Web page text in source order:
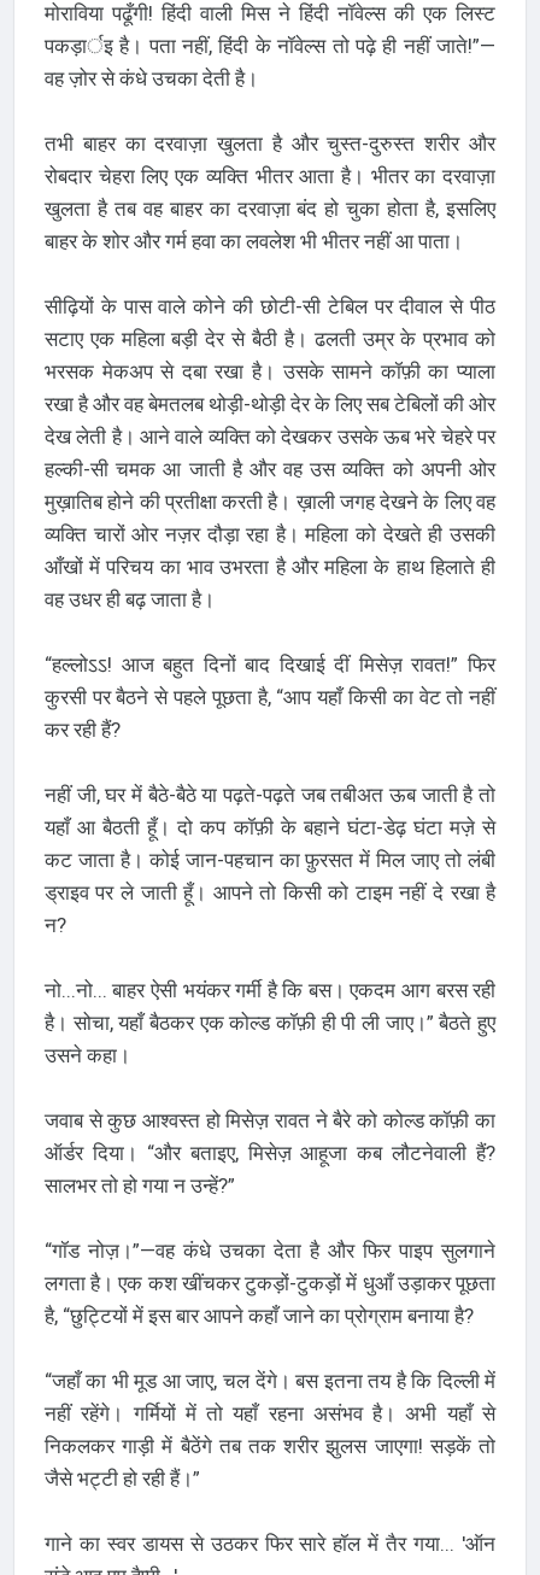
मोराविया पढूँगी! हिंदी वाली मिस ने हिंदी नॉवेल्स की एक लिस्ट
पकड़ार्इ है। पता नहीं, हिंदी के नॉवेल्स तो पढ़े ही नहीं जाते!”—
वह ज़ोर से कंधे उचका देती है।
तभी बाहर का दरवाज़ा खुलता है और चुस्त-दुरुस्त शरीर और
रोबदार चेहरा लिए एक व्यक्ति भीतर आता है। भीतर का दरवाज़ा
खुलता है तब वह बाहर का दरवाज़ा बंद हो चुका होता है, इसलिए
बाहर के शोर और गर्म हवा का लवलेश भी भीतर नहीं आ पाता।
सीढ़ियों के पास वाले कोने की छोटी-सी टेबिल पर दीवाल से पीठ
सटाए एक महिला बड़ी देर से बैठी है। ढलती उम्र के प्रभाव को
भरसक मेकअप से दबा रखा है। उसके सामने कॉफ़ी का प्याला
रखा है और वह बेमतलब थोड़ी-थोड़ी देर के लिए सब टेबिलों की ओर
देख लेती है। आने वाले व्यक्ति को देखकर उसके ऊब भरे चेहरे पर
हल्की-सी चमक आ जाती है और वह उस व्यक्ति को अपनी ओर
मुख़ातिब होने की प्रतीक्षा करती है। ख़ाली जगह देखने के लिए वह
व्यक्ति चारों ओर नज़र दौड़ा रहा है। महिला को देखते ही उसकी
आँखों में परिचय का भाव उभरता है और महिला के हाथ हिलाते ही
वह उधर ही बढ़ जाता है।
“हल्लोऽऽ! आज बहुत दिनों बाद दिखाई दीं मिसेज़ रावत!” फिर
कुरसी पर बैठने से पहले पूछता है, “आप यहाँ किसी का वेट तो नहीं
कर रही हैं?
नहीं जी, घर में बैठे-बैठे या पढ़ते-पढ़ते जब तबीअत ऊब जाती है तो
यहाँ आ बैठती हूँ। दो कप कॉफ़ी के बहाने घंटा-डेढ़ घंटा मज़े से
कट जाता है। कोई जान-पहचान का फ़ुरसत में मिल जाए तो लंबी
ड्राइव पर ले जाती हूँ। आपने तो किसी को टाइम नहीं दे रखा है
न?
नो...नो... बाहर ऐसी भयंकर गर्मी है कि बस। एकदम आग बरस रही
है। सोचा, यहाँ बैठकर एक कोल्ड कॉफ़ी ही पी ली जाए।” बैठते हुए
उसने कहा।
जवाब से कुछ आश्वस्त हो मिसेज़ रावत ने बैरे को कोल्ड कॉफ़ी का
ऑर्डर दिया। “और बताइए, मिसेज़ आहूजा कब लौटनेवाली हैं?
सालभर तो हो गया न उन्हें?”
“गॉड नोज़।”—वह कंधे उचका देता है और फिर पाइप सुलगाने
लगता है। एक कश खींचकर टुकड़ों-टुकड़ों में धुआँ उड़ाकर पूछता
है, “छुट्टियों में इस बार आपने कहाँ जाने का प्रोग्राम बनाया है?
“जहाँ का भी मूड आ जाए, चल देंगे। बस इतना तय है कि दिल्ली में
नहीं रहेंगे। गर्मियों में तो यहाँ रहना असंभव है। अभी यहाँ से
निकलकर गाड़ी में बैठेंगे तब तक शरीर झुलस जाएगा! सड़कें तो
जैसे भट्टी हो रही हैं।”
गाने का स्वर डायस से उठकर फिर सारे हॉल में तैर गया... 'ऑन